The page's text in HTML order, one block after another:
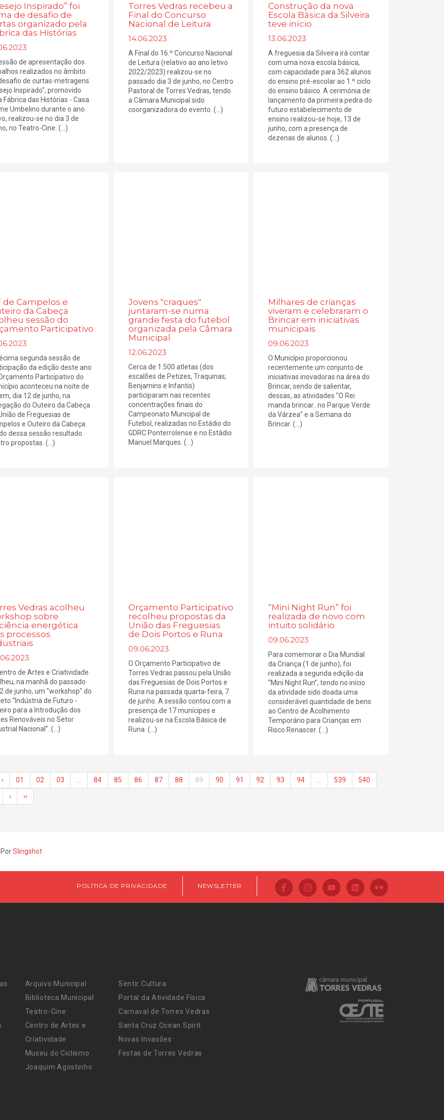
Inspirado” foi
de desafio de
organizado pela
das Histórias
de apresentação dos
realizados no âmbito
de curtas-metragens
Inspirado", promovido
Fábrica das Histórias - Casa
Umbelino durante o ano
realizou-se no dia 3 de
no Teatro-Cine. (...)
Torres Vedras recebeu a
Final do Concurso
Nacional de Leitura
14.06.2023
A Final do 16.º Concurso Nacional
de Leitura (relativo ao ano letivo
2022/2023) realizou-se no
passado dia 3 de junho, no Centro
Pastoral de Torres Vedras, tendo
a Câmara Municipal sido
coorganizadora do evento. (...)
Construção da nova
Escola Básica da Silveira
teve início
13.06.2023
A freguesia da Silveira irá contar
com uma nova escola básica,
com capacidade para 362 alunos
do ensino pré-escolar ao 1.º ciclo
do ensino básico. A cerimónia de
lançamento da primeira pedra do
futuro estabelecimento de
ensino realizou-se hoje, 13 de
junho, com a presença de
dezenas de alunos. (...)
de Campelos e
da Cabeça
sessão do
Participativo
segunda sessão de
da edição deste ano
Participativo do
aconteceu na noite de
dia 12 de junho, na
do Outeiro da Cabeça
de Freguesias de
e Outeiro da Cabeça.
dessa sessão resultado
propostas. (...)
Jovens "craques"
juntaram-se numa
grande festa do futebol
organizada pela Câmara
Municipal
12.06.2023
Cerca de 1.500 atletas (dos
escalões de Petizes, Traquinas,
Benjamins e Infantis)
participaram nas recentes
concentrações finais do
Campeonato Municipal de
Futebol, realizadas no Estádio do
GDRC Ponterrolense e no Estádio
Manuel Marques. (...)
Milhares de crianças
viveram e celebraram o
Brincar em iniciativas
municipais
09.06.2023
O Município proporcionou
recentemente um conjunto de
iniciativas inovadoras na área do
Brincar, sendo de salientar,
dessas, as atividades "O Rei
manda brincar...no Parque Verde
da Várzea" e a Semana do
Brincar. (...)
Vedras acolheu
sobre
energética
processos
de Artes e Criatividade
na manhã do passado
de junho, um "workshop" do
“Indústria de Futuro -
para a Introdução dos
Renováveis no Setor
Nacional”. (...)
Orçamento Participativo
recolheu propostas da
União das Freguesias
de Dois Portos e Runa
09.06.2023
O Orçamento Participativo de
Torres Vedras passou pela União
das Freguesias de Dois Portos e
Runa na passada quarta-feira, 7
de junho. A sessão contou com a
presença de 17 munícipes e
realizou-se na Escola Básica de
Runa. (...)
“Mini Night Run” foi
realizada de novo com
intuito solidário
09.06.2023
Para comemorar o Dia Mundial
da Criança (1 de junho), foi
realizada a segunda edição da
“Mini Night Run”, tendo no início
da atividade sido doada uma
considerável quantidade de bens
ao Centro de Acolhimento
Temporário para Crianças em
Risco Renascer. (...)
‹ 01 02 03 84 85 86 87 88 89 90 91 92 93 94 539 540
› ››
Slingshot
POLÍTICA DE PRIVACIDADE NEWSLETTER
Arquivo Municipal
Biblioteca Municipal
Teatro-Cine
Centro de Artes e
Criatividade
Museu do Ciclismo
Joaquim Agostinho
Sentir Cultura
Portal da Atividade Física
Carnaval de Torres Vedras
Santa Cruz Ocean Spirit
Novas Invasões
Festas de Torres Vedras